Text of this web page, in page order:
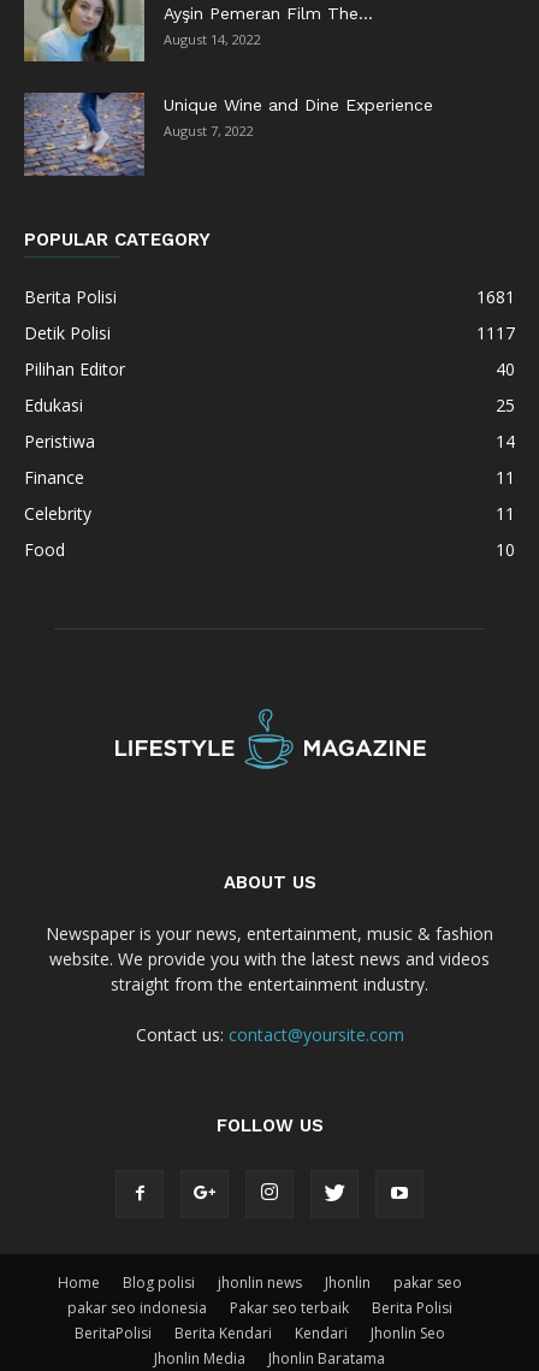
Ayşin Pemeran Film The...
August 14, 2022
Unique Wine and Dine Experience
August 7, 2022
POPULAR CATEGORY
Berita Polisi
1681
Detik Polisi
1117
Pilihan Editor
40
Edukasi
25
Peristiwa
14
Finance
11
Celebrity
11
Food
10
ABOUT US
Newspaper is your news, entertainment, music & fashion
website. We provide you with the latest news and videos
straight from the entertainment industry.
Contact us: contact@yoursite.com
FOLLOW US
Home Blog polisi jhonlin news Jhonlin
pakar seo
pakar seo indonesia
Pakar seo terbaik
Berita Polisi
BeritaPolisi
Berita Kendari Kendari
Jhonlin Seo
Jhonlin Media
Jhonlin Baratama